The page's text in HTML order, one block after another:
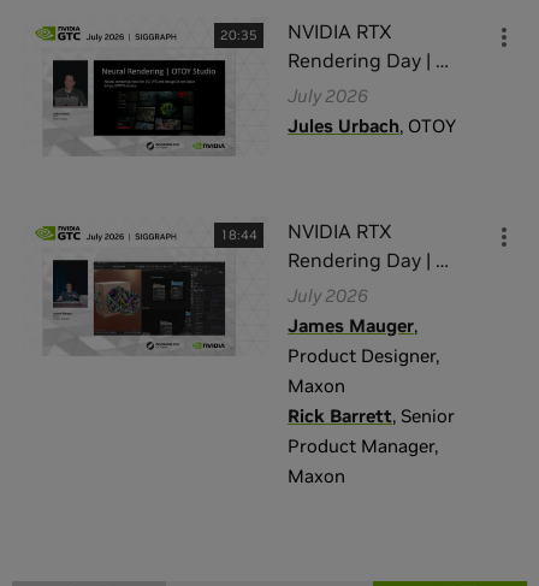
20:35
NVIDIA RTX
Rendering Day | …
July 2026
Jules Urbach, OTOY
18:44
NVIDIA RTX
Rendering Day | …
July 2026
James Mauger,
Product Designer,
Maxon
Rick Barrett, Senior
Product Manager,
Maxon